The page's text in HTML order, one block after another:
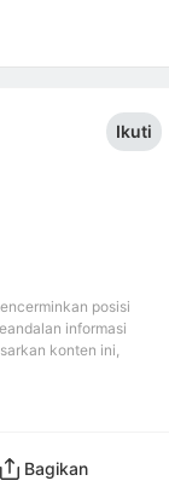
Ikuti
posisi
informasi
konten ini,
Bagikan